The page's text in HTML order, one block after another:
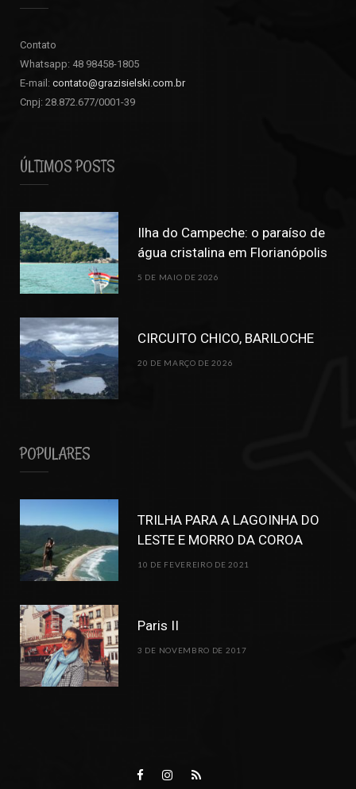
Contato
Whatsapp: 48 98458-1805
E-mail: contato@grazisielski.com.br
Cnpj: 28.872.677/0001-39
ÚLTIMOS POSTS
Ilha do Campeche: o paraíso de
água cristalina em Florianópolis
5 DE MAIO DE 2026
CIRCUITO CHICO, BARILOCHE
20 DE MARÇO DE 2026
POPULARES
TRILHA PARA A LAGOINHA DO
LESTE E MORRO DA COROA
10 DE FEVEREIRO DE 2021
Paris II
3 DE NOVEMBRO DE 2017